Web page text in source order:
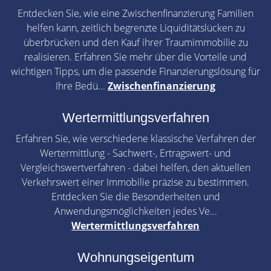
Entdecken Sie, wie eine Zwischenfinanzierung Familien
helfen kann, zeitlich begrenzte Liquiditätslücken zu
überbrücken und den Kauf ihrer Traumimmobilie zu
realisieren. Erfahren Sie mehr über die Vorteile und
wichtigen Tipps, um die passende Finanzierungslösung für
Ihre Bedü... Zwischenfinanzierung
Wertermittlungsverfahren
Erfahren Sie, wie verschiedene klassische Verfahren der
Wertermittlung - Sachwert-, Ertragswert- und
Vergleichswertverfahren - dabei helfen, den aktuellen
Verkehrswert einer Immobilie präzise zu bestimmen.
Entdecken Sie die Besonderheiten und
Anwendungsmöglichkeiten jedes Ve...
Wertermittlungsverfahren
Wohnungseigentum